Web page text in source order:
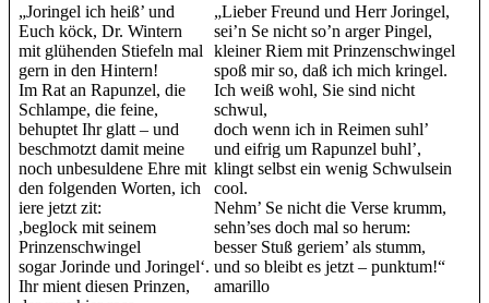
„Joringel ich heiß’ und
Euch köck, Dr. Wintern
mit glühenden Stiefeln mal
gern in den Hintern!
Im Rat an Rapunzel, die
Schlampe, die feine,
behuptet Ihr glatt – und
beschmotzt damit meine
noch unbesuldene Ehre mit
den folgenden Worten, ich
iere jetzt zit:
,beglock mit seinem
Prinzenschwingel
sogar Jorinde und Joringel‘.
Ihr mient diesen Prinzen,
„Lieber Freund und Herr Joringel,
sei’n Se nicht so’n arger Pingel,
kleiner Riem mit Prinzenschwingel
spoß mir so, daß ich mich kringel.
Ich weiß wohl, Sie sind nicht
schwul,
doch wenn ich in Reimen suhl’
und eifrig um Rapunzel buhl’,
klingt selbst ein wenig Schwulsein
cool.
Nehm’ Se nicht die Verse krumm,
sehn’ses doch mal so herum:
besser Stuß geriem’ als stumm,
und so bleibt es jetzt – punktum!“
amarillo